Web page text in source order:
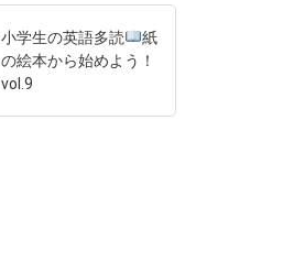
小学生の英語多読
紙
の絵本から始めよう！
vol.9